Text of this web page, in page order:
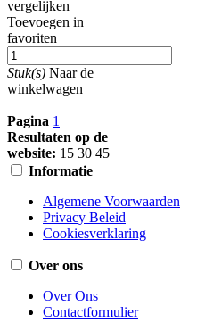
vergelijken
Toevoegen in
favoriten
Stuk(s) Naar de
winkelwagen
Pagina 1
Resultaten op de
website: 15 30 45
Informatie
Algemene Voorwaarden
Privacy Beleid
Cookiesverklaring
Over ons
Over Ons
Contactformulier